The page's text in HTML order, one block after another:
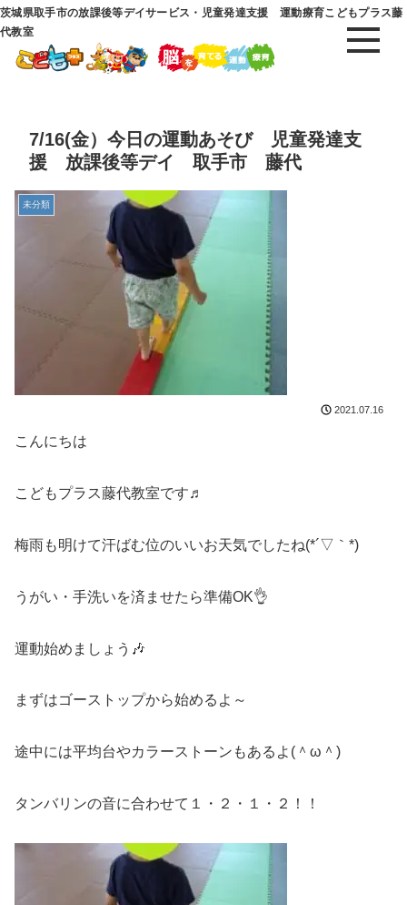
茨城県取手市の放課後等デイサービス・児童発達支援 運動療育こどもプラス藤
代教室
7/16(金）今日の運動あそび 児童発達支
援 放課後等デイ 取手市 藤代
未分類
2021.07.16
こんにちは
こどもプラス藤代教室です♬
梅雨も明けて汗ばむ位のいいお天気でしたね(*´▽｀*)
うがい・手洗いを済ませたら準備OK👌
運動始めましょう🎶
まずはゴーストップから始めるよ～
途中には平均台やカラーストーンもあるよ(＾ω＾)
タンバリンの音に合わせて１・２・１・２！！